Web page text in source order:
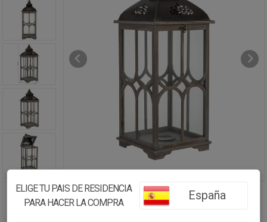
ELIGE TU PAIS DE RESIDENCIA
PARA HACER LA COMPRA
España